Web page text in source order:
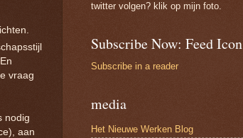
vraag
nodig
aan
twitter volgen? klik op mijn foto.
Subscribe Now: Feed Icon
Subscribe in a reader
media
Het Nieuwe Werken Blog